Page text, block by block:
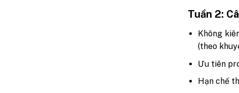
Tuần 2:
Không
(theo
Ưu tiên
Hạn chế